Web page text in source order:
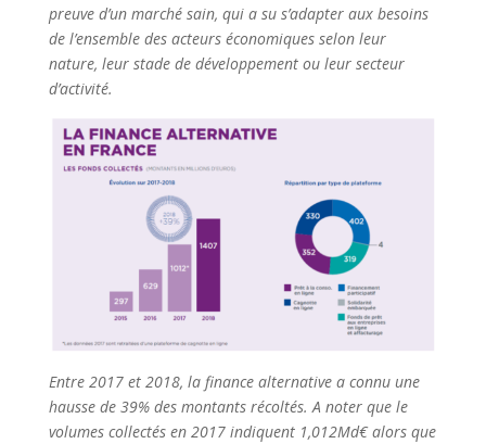
preuve d’un marché sain, qui a su s’adapter aux besoins
de l’ensemble des acteurs économiques selon leur
nature, leur stade de développement ou leur secteur
d’activité.
Entre 2017 et 2018, la finance alternative a connu une
hausse de 39% des montants récoltés. A noter que le
volumes collectés en 2017 indiquent 1,012Md€ alors que